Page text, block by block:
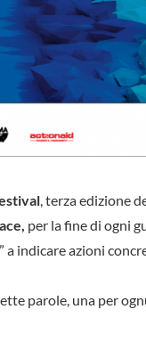
, terza edizione
per la fine di ogni
indicare azioni
parole, una per